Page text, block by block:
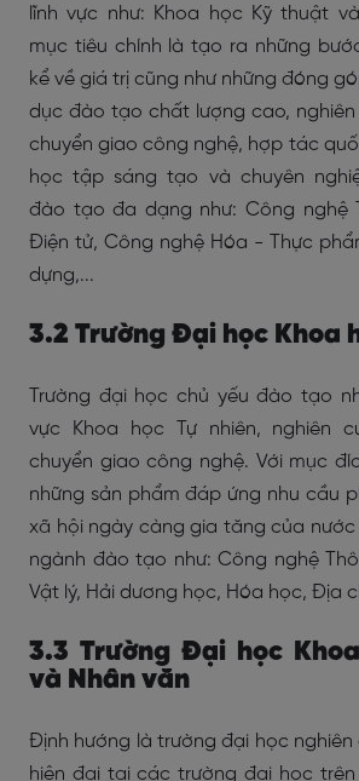
lĩnh vực như: Khoa học Kỹ thuật
mục tiêu chính là tạo ra những
kể về giá trị cũng như những đóng
dục đào tạo chất lượng cao,
chuyển giao công nghệ, hợp tác
học tập sáng tạo và chuyên
đào tạo đa dạng như: Công nghệ
Điện tử, Công nghệ Hóa - Thực
dựng,...
3.2 Trường Đại học Khoa
Trường đại học chủ yếu đào tạo
vực Khoa học Tự nhiên, nghiên
chuyển giao công nghệ. Với mục
những sản phẩm đáp ứng nhu cầu
xã hội ngày càng gia tăng của
ngành đào tạo như: Công nghệ
Vật lý, Hải dương học, Hóa học, Địa
3.3 Trường Đại học
và Nhân văn
Định hướng là trường đại học nghiên
hiện đại tại các trường đại học